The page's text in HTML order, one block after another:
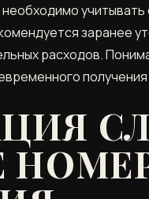
заранее
расходов.